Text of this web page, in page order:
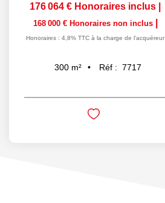
176 064 € Honoraires inclus
168 000 € Honoraires non inclus
Honoraires : 4,8% TTC à la charge de l'acquéreur
300 m² Réf : 7717